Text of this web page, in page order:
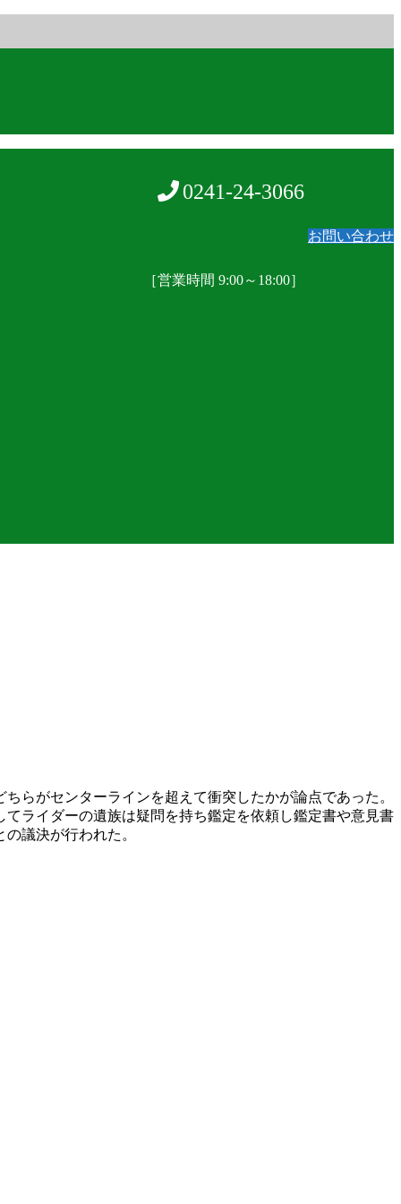
0241-24-3066
［営業時間 9:00～18:00］
お問い合わせ
らがセンターラインを超えて衝突したかが論点であった。
ライダーの遺族は疑問を持ち鑑定を依頼し鑑定書や意見書
議決が行われた。